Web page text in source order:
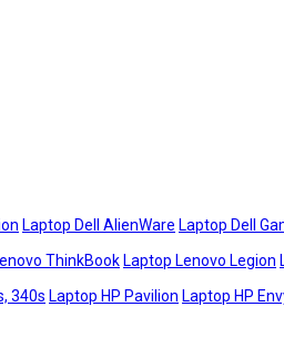
Laptop Dell AlienWare Laptop Dell
ThinkBook Laptop Lenovo Legion
340s Laptop HP Pavilion Laptop HP